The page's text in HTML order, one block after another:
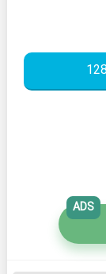
ADS